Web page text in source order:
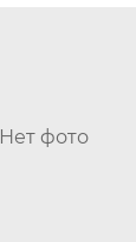
Нет фото